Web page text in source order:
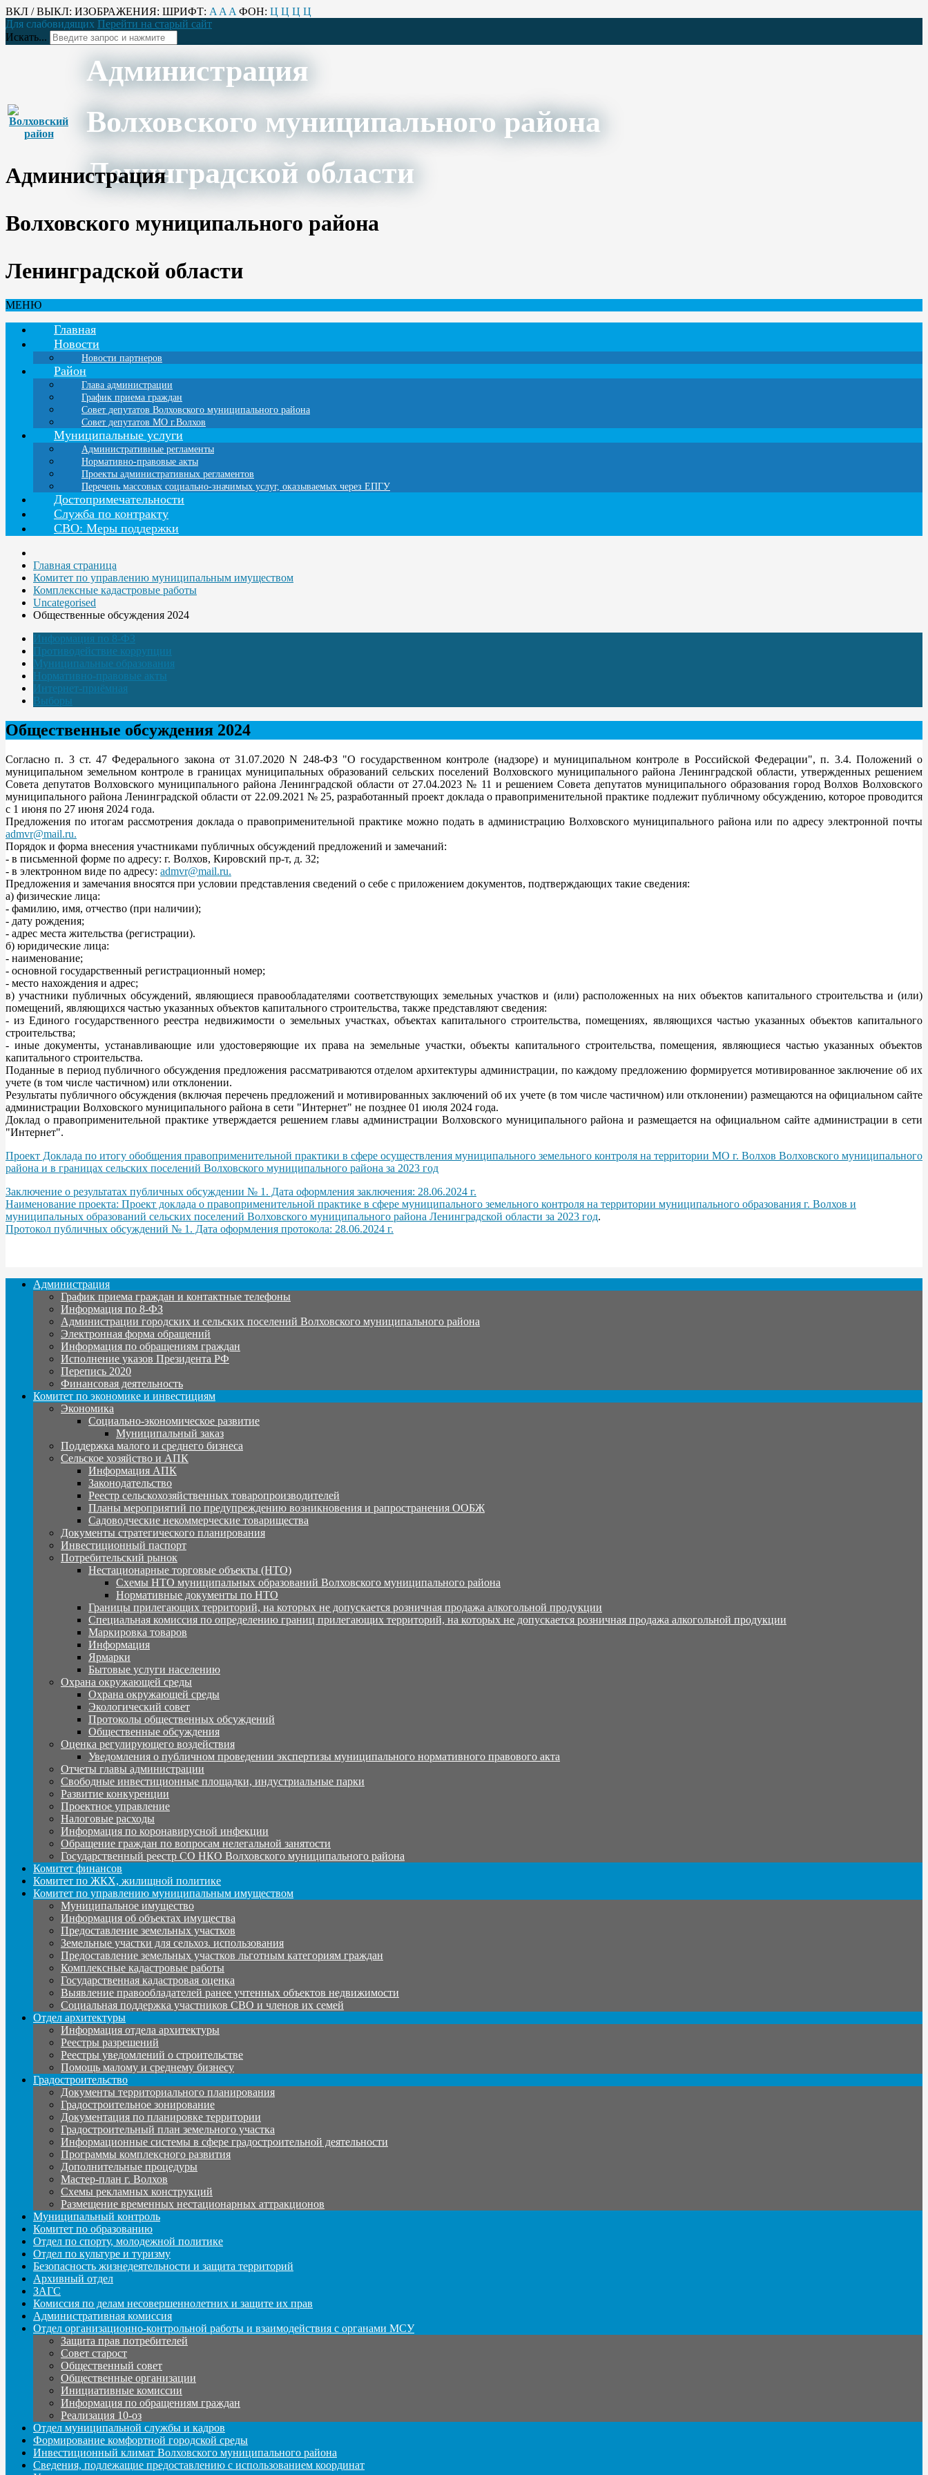
ВКЛ / ВЫКЛ: ИЗОБРАЖЕНИЯ: ШРИФТ: A A A ФОН: Ц Ц Ц Ц
Для слабовидящих Перейти на старый сайт
Искать...
Администрация
Волховского муниципального района
Ленинградской области
Администрация
Волховского муниципального района
Ленинградской области
МЕНЮ
Главная
Новости
Новости партнеров
Район
Глава администрации
График приема граждан
Совет депутатов Волховского муниципального района
Совет депутатов МО г.Волхов
Муниципальные услуги
Административные регламенты
Нормативно-правовые акты
Проекты административных регламентов
Перечень массовых социально-значимых услуг, оказываемых через ЕПГУ
Достопримечательности
Служба по контракту
СВО: Меры поддержки
Главная страница
Комитет по управлению муниципальным имуществом
Комплексные кадастровые работы
Uncategorised
Общественные обсуждения 2024
Информация по 8-ФЗ
Противодействие коррупции
Муниципальные образования
Нормативно-правовые акты
Интернет-приёмная
Выборы
Общественные обсуждения 2024
Согласно п. 3 ст. 47 Федерального закона от 31.07.2020 N 248-ФЗ "О государственном контроле (надзоре) и муниципальном контроле в Российской Федерации", п. 3.4. Положений о
муниципальном земельном контроле в границах муниципальных образований сельских поселений Волховского муниципального района Ленинградской области, утвержденных решением
Совета депутатов Волховского муниципального района Ленинградской области от 27.04.2023 № 11 и решением Совета депутатов муниципального образования город Волхов Волховского
муниципального района Ленинградской области от 22.09.2021 № 25, разработанный проект доклада о правоприменительной практике подлежит публичному обсуждению, которое проводится
с 1 июня по 27 июня 2024 года.
Предложения по итогам рассмотрения доклада о правоприменительной практике можно подать в администрацию Волховского муниципального района или по адресу электронной почты
admvr@mail.ru.
Порядок и форма внесения участниками публичных обсуждений предложений и замечаний:
- в письменной форме по адресу: г. Волхов, Кировский пр-т, д. 32;
- в электронном виде по адресу: admvr@mail.ru.
Предложения и замечания вносятся при условии представления сведений о себе с приложением документов, подтверждающих такие сведения:
а) физические лица:
- фамилию, имя, отчество (при наличии);
- дату рождения;
- адрес места жительства (регистрации).
б) юридические лица:
- наименование;
- основной государственный регистрационный номер;
- место нахождения и адрес;
в) участники публичных обсуждений, являющиеся правообладателями соответствующих земельных участков и (или) расположенных на них объектов капитального строительства и (или)
помещений, являющихся частью указанных объектов капитального строительства, также представляют сведения:
- из Единого государственного реестра недвижимости о земельных участках, объектах капитального строительства, помещениях, являющихся частью указанных объектов капитального
строительства;
- иные документы, устанавливающие или удостоверяющие их права на земельные участки, объекты капитального строительства, помещения, являющиеся частью указанных объектов
капитального строительства.
Поданные в период публичного обсуждения предложения рассматриваются отделом архитектуры администрации, по каждому предложению формируется мотивированное заключение об их
учете (в том числе частичном) или отклонении.
Результаты публичного обсуждения (включая перечень предложений и мотивированных заключений об их учете (в том числе частичном) или отклонении) размещаются на официальном сайте
администрации Волховского муниципального района в сети "Интернет" не позднее 01 июля 2024 года.
Доклад о правоприменительной практике утверждается решением главы администрации Волховского муниципального района и размещается на официальном сайте администрации в сети
"Интернет".
Проект Доклада по итогу обобщения правоприменительной практики в сфере осуществления муниципального земельного контроля на территории МО г. Волхов Волховского муниципального
района и в границах сельских поселений Волховского муниципального района за 2023 год
Заключение о результатах публичных обсуждении № 1. Дата оформления заключения: 28.06.2024 г.
Наименование проекта: Проект доклада о правоприменительной практике в сфере муниципального земельного контроля на территории муниципального образования г. Волхов и
муниципальных образований сельских поселений Волховского муниципального района Ленинградской области за 2023 год.
Протокол публичных обсуждений № 1. Дата оформления протокола: 28.06.2024 г.
Администрация
График приема граждан и контактные телефоны
Информация по 8-ФЗ
Администрации городских и сельских поселений Волховского муниципального района
Электронная форма обращений
Информация по обращениям граждан
Исполнение указов Президента РФ
Перепись 2020
Финансовая деятельность
Комитет по экономике и инвестициям
Экономика
Социально-экономическое развитие
Муниципальный заказ
Поддержка малого и среднего бизнеса
Сельское хозяйство и АПК
Информация АПК
Законодательство
Реестр сельскохозяйственных товаропроизводителей
Планы мероприятий по предупреждению возникновения и рапространения ООБЖ
Садоводческие некоммерческие товарищества
Документы стратегического планирования
Инвестиционный паспорт
Потребительский рынок
Нестационарные торговые объекты (НТО)
Схемы НТО муниципальных образований Волховского муниципального района
Нормативные документы по НТО
Границы прилегающих территорий, на которых не допускается розничная продажа алкогольной продукции
Специальная комиссия по определению границ прилегающих территорий, на которых не допускается розничная продажа алкогольной продукции
Маркировка товаров
Информация
Ярмарки
Бытовые услуги населению
Охрана окружающей среды
Охрана окружающей среды
Экологический совет
Протоколы общественных обсуждений
Общественные обсуждения
Оценка регулирующего воздействия
Уведомления о публичном проведении экспертизы муниципального нормативного правового акта
Отчеты главы администрации
Свободные инвестиционные площадки, индустриальные парки
Развитие конкуренции
Проектное управление
Налоговые расходы
Информация по коронавирусной инфекции
Обращение граждан по вопросам нелегальной занятости
Государственный реестр СО НКО Волховского муниципального района
Комитет финансов
Комитет по ЖКХ, жилищной политике
Комитет по управлению муниципальным имуществом
Муниципальное имущество
Информация об объектах имущества
Предоставление земельных участков
Земельные участки для сельхоз. использования
Предоставление земельных участков льготным категориям граждан
Комплексные кадастровые работы
Государственная кадастровая оценка
Выявление правообладателей ранее учтенных объектов недвижимости
Социальная поддержка участников СВО и членов их семей
Отдел архитектуры
Информация отдела архитектуры
Реестры разрешений
Реестры уведомлений о строительстве
Помощь малому и среднему бизнесу
Градостроительство
Документы территориального планирования
Градостроительное зонирование
Документация по планировке территории
Градостроительный план земельного участка
Информационные системы в сфере градостроительной деятельности
Программы комплексного развития
Дополнительные процедуры
Мастер-план г. Волхов
Схемы рекламных конструкций
Размещение временных нестационарных аттракционов
Муниципальный контроль
Комитет по образованию
Отдел по спорту, молодежной политике
Отдел по культуре и туризму
Безопасность жизнедеятельности и защита территорий
Архивный отдел
ЗАГС
Комиссия по делам несовершеннолетних и защите их прав
Административная комиссия
Отдел организационно-контрольной работы и взаимодействия с органами МСУ
Защита прав потребителей
Совет старост
Общественный совет
Общественные организации
Инициативные комиссии
Информация по обращениям граждан
Реализация 10-оз
Отдел муниципальной службы и кадров
Формирование комфортной городской среды
Инвестиционный климат Волховского муниципального района
Сведения, подлежащие предоставлению с использованием координат